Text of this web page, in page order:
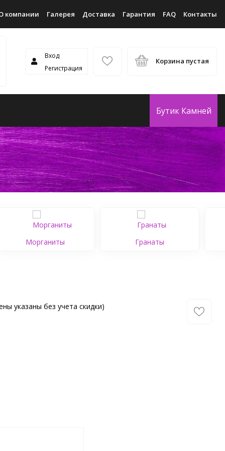
компании Галерея Доставка Гарантия FAQ Контакты
Вход
Регистрация
Корзина пустая
Бутик Камней
Морганиты Гранаты
указаны без учета скидки)